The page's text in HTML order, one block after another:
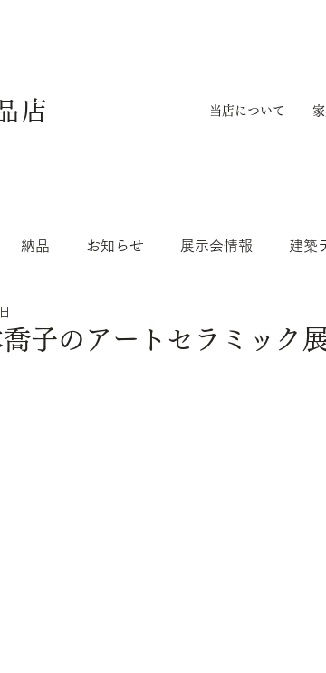
店 当店について
納品 お知らせ 展示会情報 建築
喬子のアートセラミック